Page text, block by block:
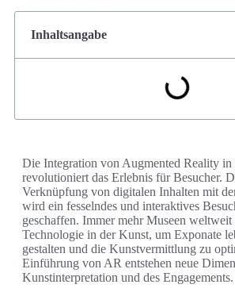
Inhaltsangabe
Die Integration von Augmented Reality in
revolutioniert das Erlebnis für Besucher.
Verknüpfung von digitalen Inhalten mit
wird ein fesselndes und interaktives
geschaffen. Immer mehr Museen weltweit
Technologie in der Kunst, um Exponate
gestalten und die Kunstvermittlung zu
Einführung von AR entstehen neue
Kunstinterpretation und des Engagements.